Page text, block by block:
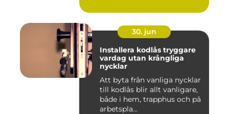
30. jun
Installera kodlås tryggare
vardag utan krångliga
nycklar
Att byta från vanliga nycklar
till kodlås blir allt vanligare,
både i hem, trapphus och på
arbetspla...